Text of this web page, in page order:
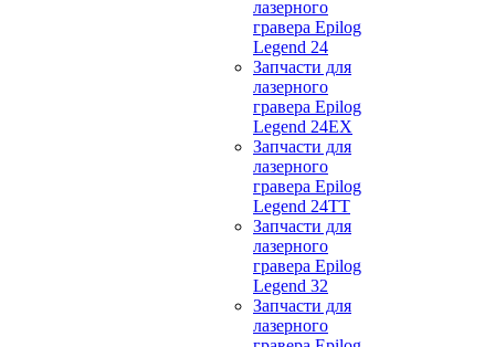
лазерного
гравера Epilog
Legend 24
Запчасти для
лазерного
гравера Epilog
Legend 24EX
Запчасти для
лазерного
гравера Epilog
Legend 24TT
Запчасти для
лазерного
гравера Epilog
Legend 32
Запчасти для
лазерного